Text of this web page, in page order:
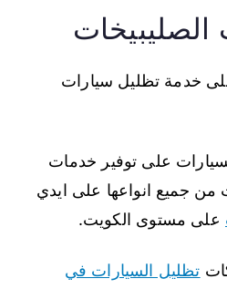
خدمة تظليل سيارات
على توفير خدمات
من جميع انواعها على ايدي
على مستوى الكويت.
تظليل السيارات في